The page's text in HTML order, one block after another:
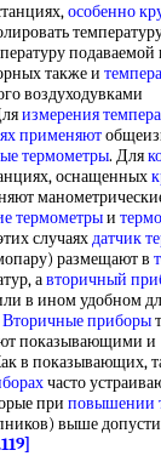
особенно
подаваемой
также и
воздуходувками
измерения
применяют
термометры. Для
оснащенных
термометрыи
случаяхдатчик
размещают в
авторичный
в ином удобном
Вторичные приборы
показывающими и
в показывающих,
часто
при повышении
выше